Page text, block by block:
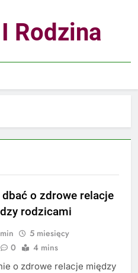
Rodzina
o zdrowe relacje
rodzicami
5 miesięcy
0 4 mins
o zdrowe relacje między